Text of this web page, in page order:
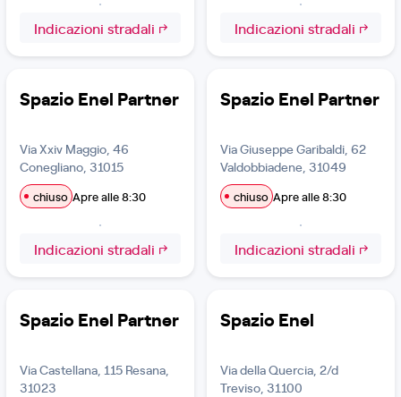
Indicazioni stradali Indicazioni stradali
Spazio Enel Partner
Via Xxiv Maggio, 46
Conegliano, 31015
chiuso Apre alle 8:30
Indicazioni stradali
Spazio Enel Partner
Via Giuseppe Garibaldi, 62
Valdobbiadene, 31049
chiuso Apre alle 8:30
Indicazioni stradali
Spazio Enel Partner
Via Castellana, 115 Resana,
31023
Spazio Enel
Via della Quercia, 2/d
Treviso, 31100